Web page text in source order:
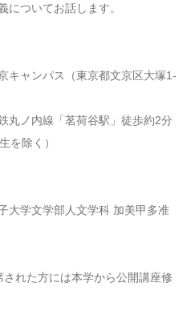
についてお話します。
キャンパス（東京都文京区大塚1-
丸ノ内線「茗荷谷駅」徒歩約2分
を除く）
大学文学部人文学科 加美甲多准
された方には本学から公開講座修